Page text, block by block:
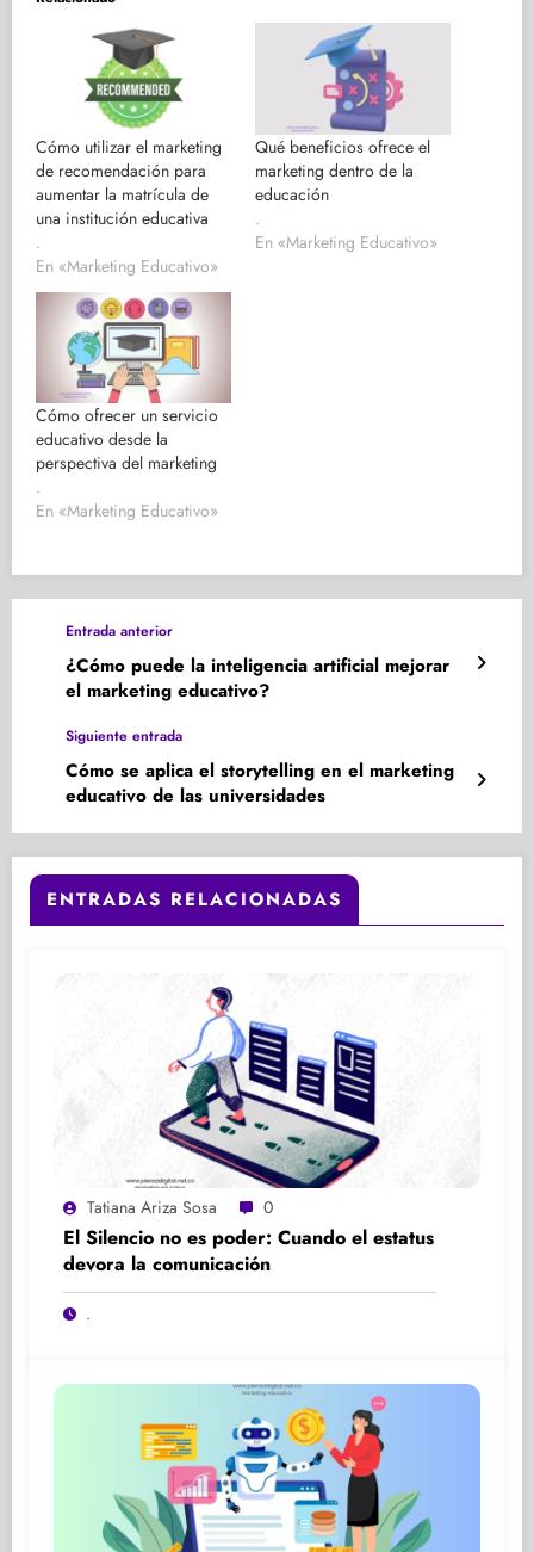
Cómo utilizar el marketing
de recomendación para
aumentar la matrícula de
una institución educativa
.
En «Marketing Educativo»
Qué beneficios ofrece el
marketing dentro de la
educación
.
En «Marketing Educativo»
Cómo ofrecer un servicio
educativo desde la
perspectiva del marketing
.
En «Marketing Educativo»
Entrada anterior
¿Cómo puede la inteligencia artificial mejorar
el marketing educativo?
Siguiente entrada
Cómo se aplica el storytelling en el marketing
educativo de las universidades
ENTRADAS RELACIONADAS
Tatiana Ariza Sosa 0
El Silencio no es poder: Cuando el estatus
devora la comunicación
.